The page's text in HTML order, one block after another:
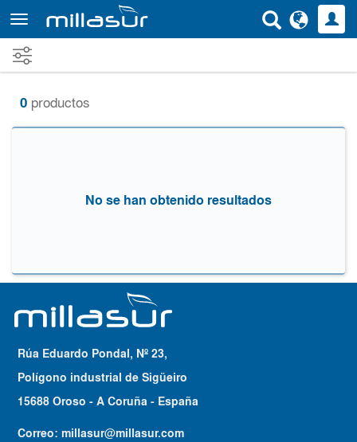
contenido
principal
0 productos
No se han obtenido resultados
Rúa Eduardo Pondal, Nº 23,
Polígono industrial de Sigüeiro
15688 Oroso - A Coruña - España
Correo:millasur@millasur.com